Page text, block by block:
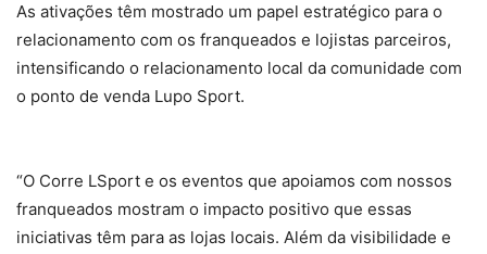
As ativações têm mostrado um papel estratégico para o
relacionamento com os franqueados e lojistas parceiros,
intensificando o relacionamento local da comunidade com
o ponto de venda Lupo Sport.
“O Corre LSport e os eventos que apoiamos com nossos
franqueados mostram o impacto positivo que essas
iniciativas têm para as lojas locais. Além da visibilidade e